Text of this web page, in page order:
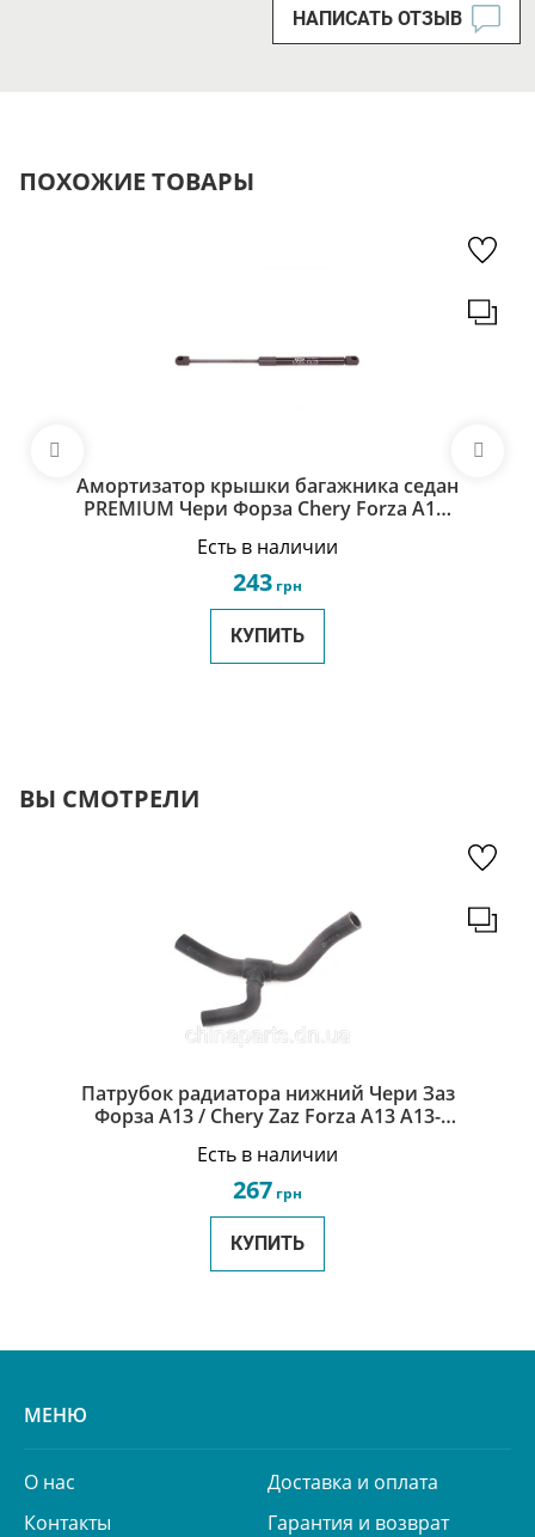
НАПИСАТЬ ОТЗЫВ
ПОХОЖИЕ ТОВАРЫ
Амортизатор крышки багажника седан
PREMIUM Чери Форза Chery Forza A13-
Есть в наличии
243 грн
КУПИТЬ
ВЫ СМОТРЕЛИ
Патрубок радиатора нижний Чери Заз
Форза А13 / Chery Zaz Forza A13 A13-
Есть в наличии
267 грн
КУПИТЬ
МЕНЮ
О нас
Доставка и оплата
Контакты
Гарантия и возврат